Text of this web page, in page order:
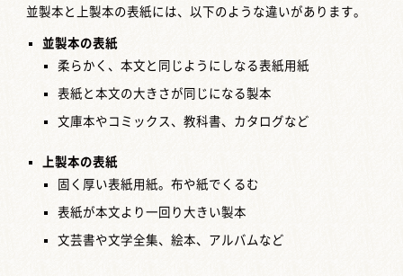
並製本と上製本の表紙には、以下のような違いがあります。
並製本の表紙
柔らかく、本文と同じようにしなる表紙用紙
表紙と本文の大きさが同じになる製本
文庫本やコミックス、教科書、カタログなど
上製本の表紙
固く厚い表紙用紙。布や紙でくるむ
表紙が本文より一回り大きい製本
文芸書や文学全集、絵本、アルバムなど